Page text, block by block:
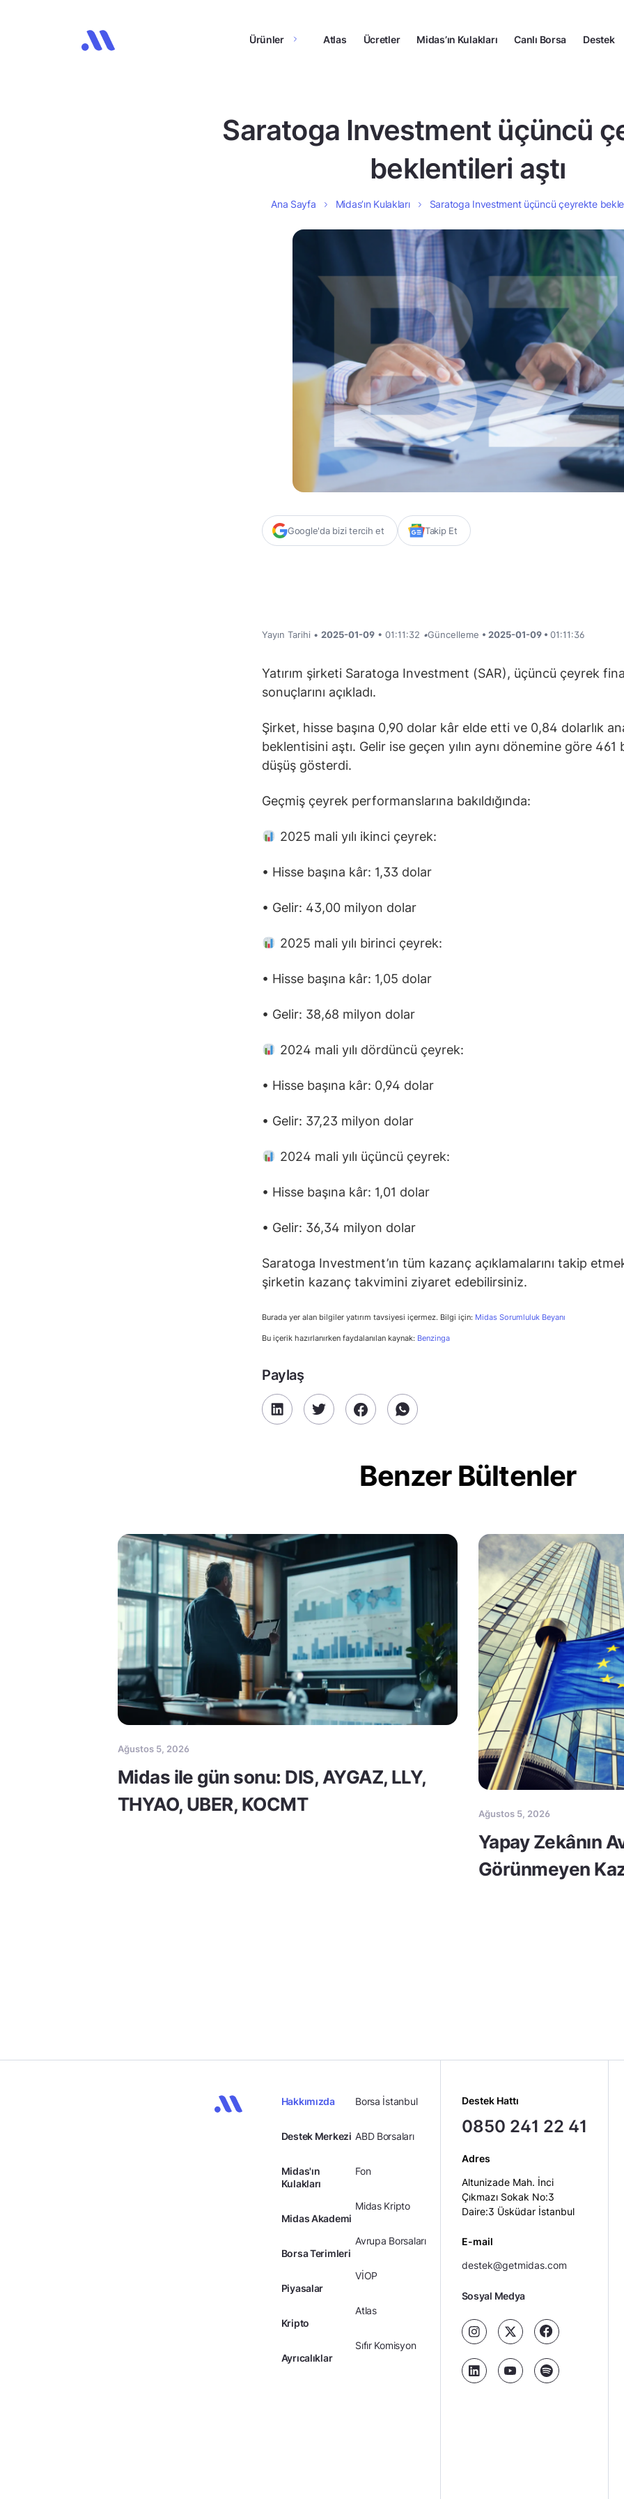
Ürünler Atlas Ücretler Midas’ın Kulakları Canlı Borsa Destek
Saratoga Investment üçüncü
beklentileri aştı
Ana Sayfa Midas’ın Kulakları Saratoga Investment üçüncü çeyrekte
Google'da bizi tercih et Takip Et
Yayın Tarihi • 2025-01-09 • 01:11:32 •Güncelleme • 2025-01-09 • 01:11:36
Yatırım şirketi Saratoga Investment (SAR), üçüncü çeyrek
sonuçlarını açıkladı.
Şirket, hisse başına 0,90 dolar kâr elde etti ve 0,84 dolarlık
beklentisini aştı. Gelir ise geçen yılın aynı dönemine göre 461
düşüş gösterdi.
Geçmiş çeyrek performanslarına bakıldığında:
2025 mali yılı ikinci çeyrek:
• Hisse başına kâr: 1,33 dolar
• Gelir: 43,00 milyon dolar
2025 mali yılı birinci çeyrek:
• Hisse başına kâr: 1,05 dolar
• Gelir: 38,68 milyon dolar
2024 mali yılı dördüncü çeyrek:
• Hisse başına kâr: 0,94 dolar
• Gelir: 37,23 milyon dolar
2024 mali yılı üçüncü çeyrek:
• Hisse başına kâr: 1,01 dolar
• Gelir: 36,34 milyon dolar
Saratoga Investment’ın tüm kazanç açıklamalarını takip
şirketin kazanç takvimini ziyaret edebilirsiniz.
Burada yer alan bilgiler yatırım tavsiyesi içermez. Bilgi için: Midas Sorumluluk Beyanı
Bu içerik hazırlanırken faydalanılan kaynak: Benzinga
Paylaş
Benzer Bültenler
Ağustos 5, 2026
Midas ile gün sonu: DIS, AYGAZ, LLY,
THYAO, UBER, KOCMT
Ağustos 5, 2026
Yapay Zekânın
Görünmeyen
Hakkımızda
Destek Merkezi
Midas'ın
Kulakları
Midas Akademi
Borsa Terimleri
Piyasalar
Kripto
Ayrıcalıklar
Borsa İstanbul
ABD Borsaları
Fon
Midas Kripto
Avrupa Borsaları
VİOP
Atlas
Sıfır Komisyon
Destek Hattı
0850 241 22 41
Adres
Altunizade Mah. İnci
Çıkmazı Sokak No:3
Daire:3 Üsküdar İstanbul
E-mail
destek@getmidas.com
Sosyal Medya